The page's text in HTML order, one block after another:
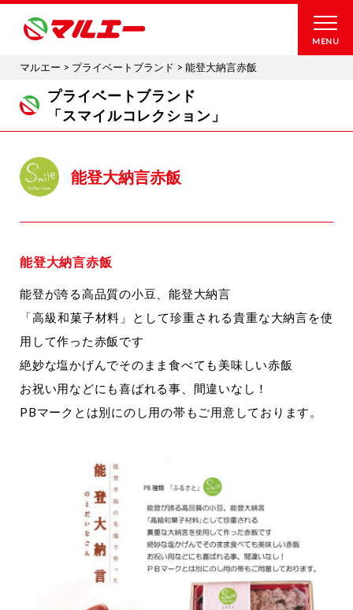
MENU
マルエー > プライベートブランド > 能登大納言赤飯
プライベートブランド
「スマイルコレクション」
能登大納言赤飯
能登大納言赤飯
能登が誇る高品質の小豆、能登大納言
「高級和菓子材料」として珍重される貴重な大納言を使
用して作った赤飯です
絶妙な塩かげんでそのまま食べても美味しい赤飯
お祝い用などにも喜ばれる事、間違いなし！
PBマークとは別にのし用の帯もご用意しております。